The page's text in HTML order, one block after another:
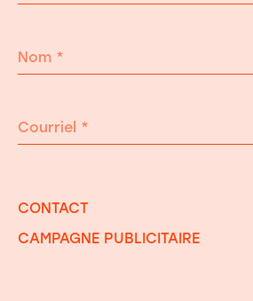
Nom *
Courriel *
CONTACT
CAMPAGNE PUBLICITAIRE